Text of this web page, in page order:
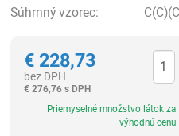
Súhrnný vzorec:
€ 228,73
bez DPH
€ 276,76 s DPH
Priemyselné množstvo látok za
výhodnú cenu